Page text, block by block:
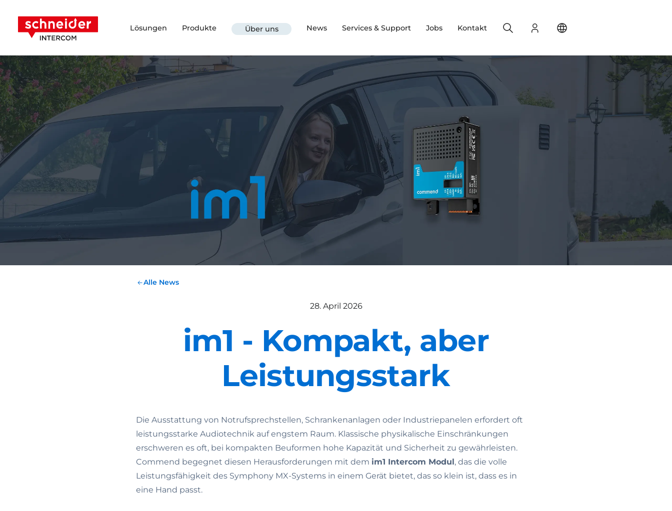
Lösungen Produkte Über uns News Services & Support Jobs Kontakt Login
Search
Alle News
28. April 2026
im1 - Kompakt, aber
Leistungsstark
Die Ausstattung von Notrufsprechstellen, Schrankenanlagen oder Industriepanelen erfordert oft
leistungsstarke Audiotechnik auf engstem Raum. Klassische physikalische Einschränkungen
erschweren es oft, bei kompakten Beuformen hohe Kapazität und Sicherheit zu gewährleisten.
Commend begegnet diesen Herausforderungen mit dem im1 Intercom Modul, das die volle
Leistungsfähigkeit des Symphony MX-Systems in einem Gerät bietet, das so klein ist, dass es in
eine Hand passt.